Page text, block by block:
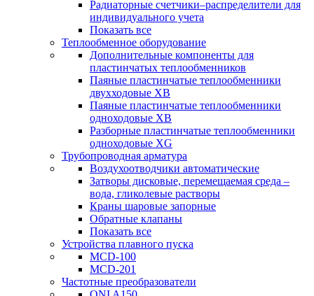
Радиаторные счетчики–распределители для
индивидуального учета
Показать все
Теплообменное оборудование
Дополнительные компоненты для
пластинчатых теплообменников
Паяные пластинчатые теплообменники
двухходовые XB
Паяные пластинчатые теплообменники
одноходовые ХВ
Разборные пластинчатые теплообменники
одноходовые ХG
Трубопроводная арматура
Воздухоотводчики автоматические
Затворы дисковые, перемещаемая среда –
вода, гликолевые растворы
Краны шаровые запорные
Обратные клапаны
Показать все
Устройства плавного пуска
MCD-100
MCD-201
Частотные преобразователи